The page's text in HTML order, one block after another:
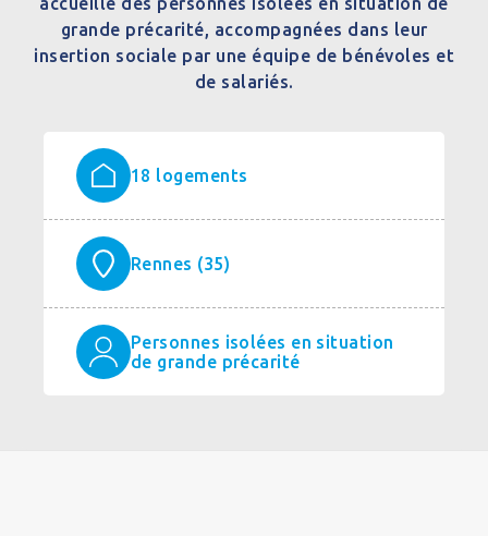
grande précarité, accompagnées dans leur
insertion sociale par une équipe de bénévoles et
de salariés.
18 logements
Rennes (35)
Personnes isolées en situation
de grande précarité